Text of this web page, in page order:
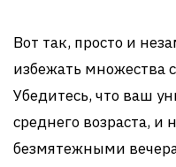
Вот так, просто и
избежать множества
Убедитесь, что ваш
среднего возраста, и
безмятежными